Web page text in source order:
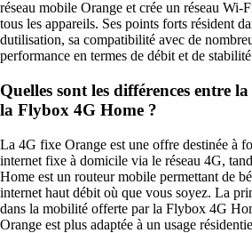
réseau mobile Orange et crée un réseau Wi-
tous les appareils. Ses points forts résident
dutilisation, sa compatibilité avec de
performance en termes de débit et de
Quelles sont les différences entre
la Flybox 4G Home ?
La 4G fixe Orange est une offre destinée à
internet fixe à domicile via le réseau 4G,
Home est un routeur mobile permettant de
internet haut débit où que vous soyez. La
dans la mobilité offerte par la Flybox 4G
Orange est plus adaptée à un usage